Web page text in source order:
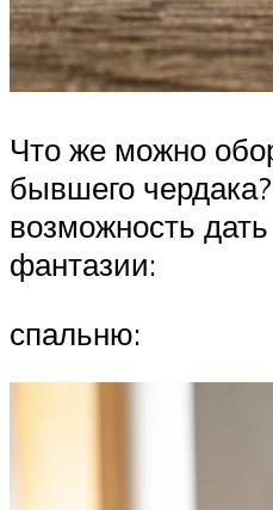
Что же можно
бывшего
возможность
фантазии:
спальню: